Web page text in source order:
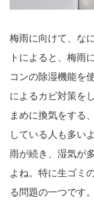
梅雨に向けて、な
トによると、梅雨
コンの除湿機能を
によるカビ対策を
まめに換気をする
している人も多い
雨が続き、湿気が
よね。特に生ゴミ
る問題の一つです。